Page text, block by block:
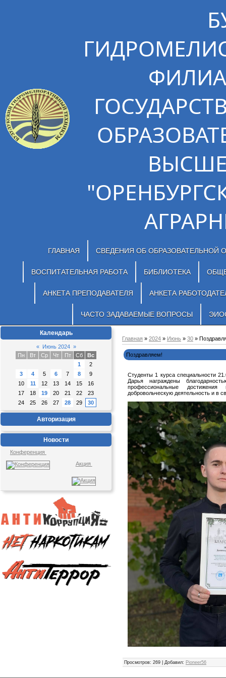
ГЛАВНАЯ СВЕДЕНИЯ ОБ ОБРАЗОВАТЕЛЬНОЙ
ВОСПИТАТЕЛЬНАЯ РАБОТА БИБЛИОТЕКА
АНКЕТА ПРЕПОДАВАТЕЛЯ АНКЕТА
ЧАСТО ЗАДАВАЕМЫЕ ВОПРОСЫ
Календарь
« Июнь 2024 »
Пн
Вт Ср Чт Пт Сб
Вс
1
2
3
4 5 6 7 8
9
10
11 12 13 14 15
16
17
18 19 20 21 22
23
24
25 26 27 28 29 30
Авторизация
Новости
Конференция
Акция
Главная » 2024 » Июнь » 30 »
Поздравляем!
Студенты 1 курса специальности
Дарья награждены
профессиональные
добровольческую деятельность и в
Просмотров: 269 | Добавил: Pioneer56